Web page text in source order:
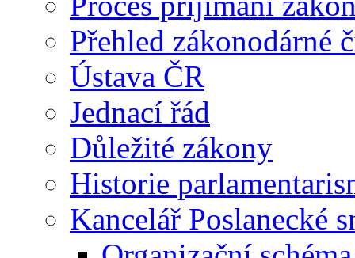
Přehled zákonodárné
Ústava ČR
Jednací řád
Důležité zákony
Historie
Kancelář Poslanecké